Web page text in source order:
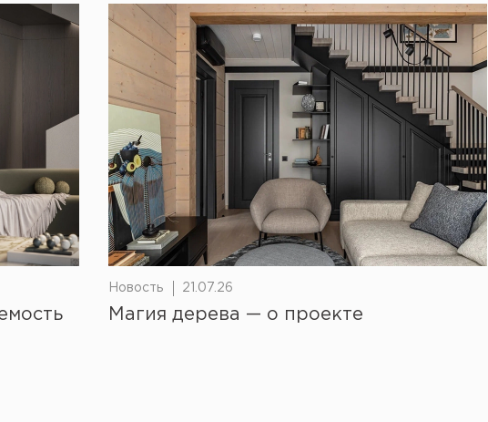
Новость 21.07.26
Магия дерева — о проекте